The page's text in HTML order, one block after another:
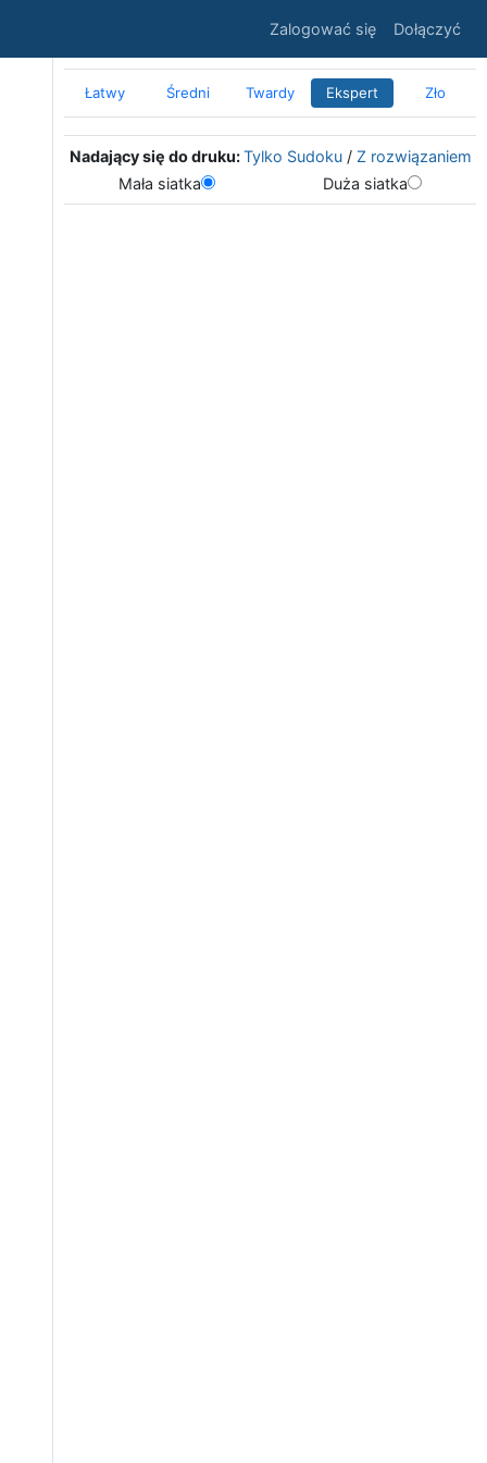
Zalogować się Dołączyć
Łatwy Średni Twardy Ekspert Zło
Nadający się do druku:Tylko Sudoku/ Z rozwiązaniem
Mała siatka
Duża siatka